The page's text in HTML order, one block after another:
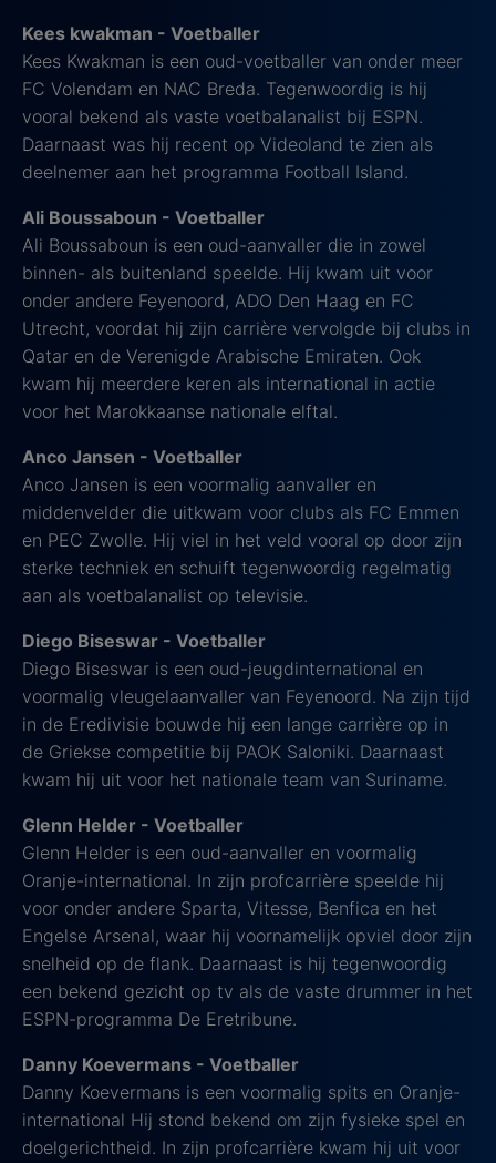
Kees kwakman - Voetballer
Kees Kwakman is een oud-voetballer van onder meer
FC Volendam en NAC Breda. Tegenwoordig is hij
vooral bekend als vaste voetbalanalist bij ESPN.
Daarnaast was hij recent op Videoland te zien als
deelnemer aan het programma Football Island.
Ali Boussaboun - Voetballer
Ali Boussaboun is een oud-aanvaller die in zowel
binnen- als buitenland speelde. Hij kwam uit voor
onder andere Feyenoord, ADO Den Haag en FC
Utrecht, voordat hij zijn carrière vervolgde bij clubs in
Qatar en de Verenigde Arabische Emiraten. Ook
kwam hij meerdere keren als international in actie
voor het Marokkaanse nationale elftal.
Anco Jansen - Voetballer
Anco Jansen is een voormalig aanvaller en
middenvelder die uitkwam voor clubs als FC Emmen
en PEC Zwolle. Hij viel in het veld vooral op door zijn
sterke techniek en schuift tegenwoordig regelmatig
aan als voetbalanalist op televisie.
Diego Biseswar - Voetballer
Diego Biseswar is een oud-jeugdinternational en
voormalig vleugelaanvaller van Feyenoord. Na zijn tijd
in de Eredivisie bouwde hij een lange carrière op in
de Griekse competitie bij PAOK Saloniki. Daarnaast
kwam hij uit voor het nationale team van Suriname.
Glenn Helder - Voetballer
Glenn Helder is een oud-aanvaller en voormalig
Oranje-international. In zijn profcarrière speelde hij
voor onder andere Sparta, Vitesse, Benfica en het
Engelse Arsenal, waar hij voornamelijk opviel door zijn
snelheid op de flank. Daarnaast is hij tegenwoordig
een bekend gezicht op tv als de vaste drummer in het
ESPN-programma De Eretribune.
Danny Koevermans - Voetballer
Danny Koevermans is een voormalig spits en Oranje-
international Hij stond bekend om zijn fysieke spel en
doelgerichtheid. In zijn profcarrière kwam hij uit voor